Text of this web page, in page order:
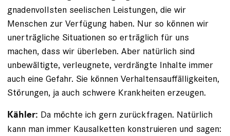
gnadenvollsten seelischen Leistungen, die wir
Menschen zur Verfügung haben. Nur so können wir
unerträgliche Situationen so erträglich für uns
machen, dass wir überleben. Aber natürlich sind
unbewältigte, verleugnete, verdrängte Inhalte immer
auch eine Gefahr. Sie können Verhaltensauffälligkeiten,
Störungen, ja auch schwere Krankheiten erzeugen.
Kähler: Da möchte ich gern zurückfragen. Natürlich
kann man immer Kausalketten konstruieren und sagen: